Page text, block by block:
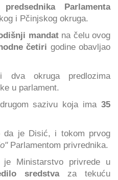
predsednika Parlamenta
i Pčinjskog okruga.
mandatna čelu ovog
četiri godine obavljao
dva okruga predlozima
u parlament.
sazivu koja ima 35
da je Disić, i tokom prvog
Parlamentom privrednika.
Ministarstvo privrede u
sredstvaza tekuću